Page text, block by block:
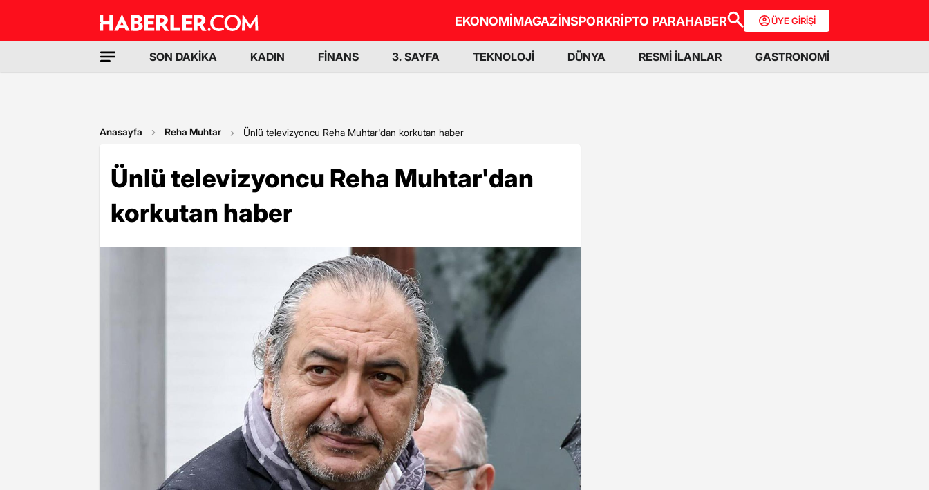
EKONOMİMAGAZİNSPORKRİPTO PARAHABER ÜYE GİRİŞİ
SON DAKİKA KADIN FİNANS 3. SAYFA TEKNOLOJİ DÜNYA RESMİ İLANLAR GASTRONOMİ
Anasayfa Reha Muhtar Ünlü televizyoncu Reha Muhtar'dan korkutan haber
Ünlü televizyoncu Reha Muhtar'dan
korkutan haber